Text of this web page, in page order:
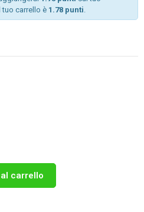
carrello è 1.78 punti
carrello